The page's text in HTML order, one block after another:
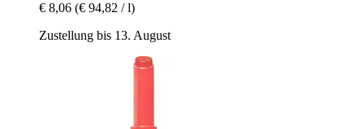
€ 8,06 (€ 94,82 / l)
Zustellung bis 13. August